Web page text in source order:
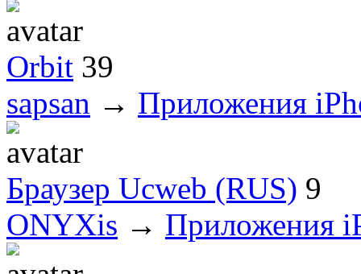
Orbit 39
sapsan → Приложения
Браузер Ucweb (RUS) 9
ONYXis → Приложения